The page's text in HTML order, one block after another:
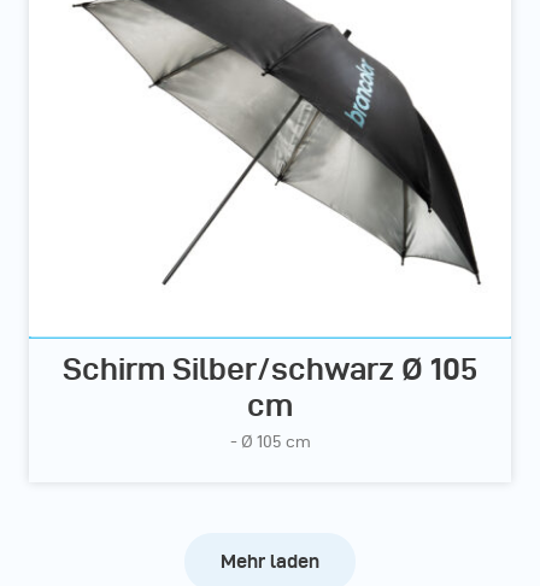
Schirm Silber/schwarz Ø 105
cm
- Ø 105 cm
Mehr laden